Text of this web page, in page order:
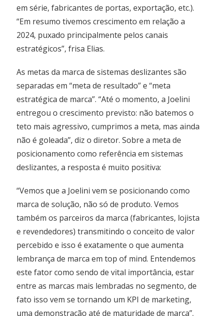
em série, fabricantes de portas, exportação, etc.).
“Em resumo tivemos crescimento em relação a
2024, puxado principalmente pelos canais
estratégicos”, frisa Elias.
As metas da marca de sistemas deslizantes são
separadas em “meta de resultado” e “meta
estratégica de marca”. “Até o momento, a Joelini
entregou o crescimento previsto: não batemos o
teto mais agressivo, cumprimos a meta, mas ainda
não é goleada”, diz o diretor. Sobre a meta de
posicionamento como referência em sistemas
deslizantes, a resposta é muito positiva:
“Vemos que a Joelini vem se posicionando como
marca de solução, não só de produto. Vemos
também os parceiros da marca (fabricantes, lojista
e revendedores) transmitindo o conceito de valor
percebido e isso é exatamente o que aumenta
lembrança de marca em top of mind. Entendemos
este fator como sendo de vital importância, estar
entre as marcas mais lembradas no segmento, de
fato isso vem se tornando um KPI de marketing,
uma demonstração até de maturidade de marca”.